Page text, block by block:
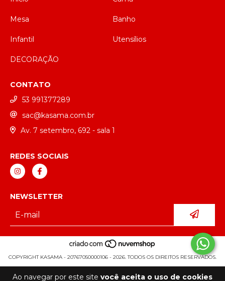
Ao navegar por este site você aceita o uso de cookies
Mesa Banho
Infantil Utensílios
DECORAÇÃO
CONTATO
53 991377289
sac@kasama.com.br
Av. 7 setembro, 692 - sala 1
REDES SOCIAIS
NEWSLETTER
COPYRIGHT KASAMA - 20767050000106 - 2026. TODOS OS DIREITOS RESERVADOS.